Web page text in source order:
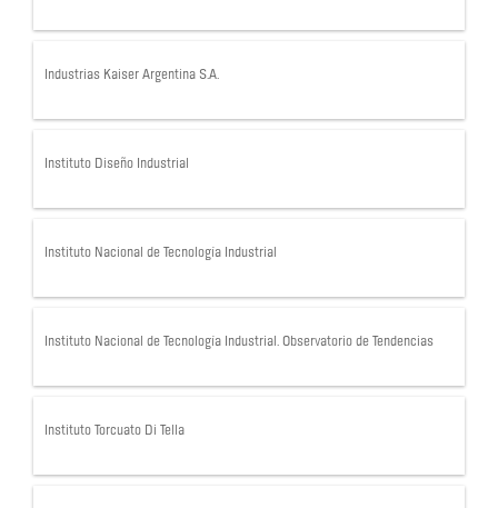
Industrias Kaiser Argentina S.A.
Instituto Diseño Industrial
Instituto Nacional de Tecnología Industrial
Instituto Nacional de Tecnología Industrial. Observatorio de Tendencias
Instituto Torcuato Di Tella